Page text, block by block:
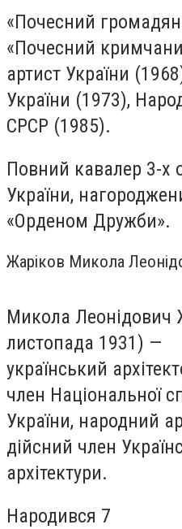
«Почесний
«Почесний
артист України
України (1973),
СРСР (1985).
Повний кавалер 3-х
України,
«Орденом Дружби».
Жаріков Микола
Микола Леонідович
листопада 1931) —
український
член Національної
України, народний
дійсний член
архітектури.
Народився 7